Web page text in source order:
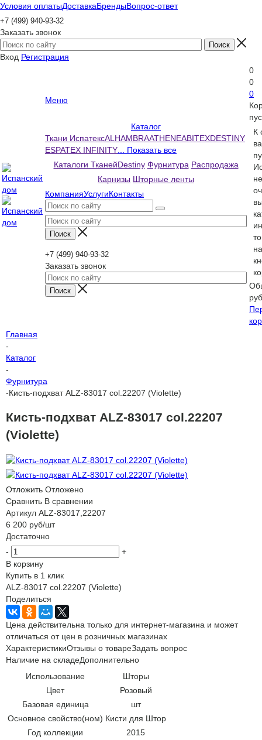
Условия оплатыДоставкаБрендыВопрос-ответ
+7 (499) 940-93-32
Заказать звонок
Вход Регистрация
Меню
Каталог
Ткани ИспатексALHAMBRAATHENEABITEXDESTINY
ESPATEX INFINITY ... Показать все
Каталоги ТканейDestiny Фурнитура Распродажа
Карнизы Шторные ленты
КомпанияУслугиКонтакты
+7 (499) 940-93-32
Заказать звонок
0
0
0
К
руб
Главная
-
Каталог
-
Фурнитура
-Кисть-подхват ALZ-83017 col.22207 (Violette)
Кисть-подхват ALZ-83017 col.22207
(Violette)
Отложить Отложено
Сравнить В сравнении
Артикул ALZ-83017,22207
6 200 руб/шт
Достаточно
-
+
В корзину
Купить в 1 клик
ALZ-83017 col.22207 (Violette)
Поделиться
Цена действительна только для интернет-магазина и может
отличаться от цен в розничных магазинах
ХарактеристикиОтзывы о товареЗадать вопрос
Наличие на складеДополнительно
Использование
Шторы
Цвет
Розовый
Базовая единица
шт
Основное свойство(ном) Кисти для Штор
Год коллекции
2015